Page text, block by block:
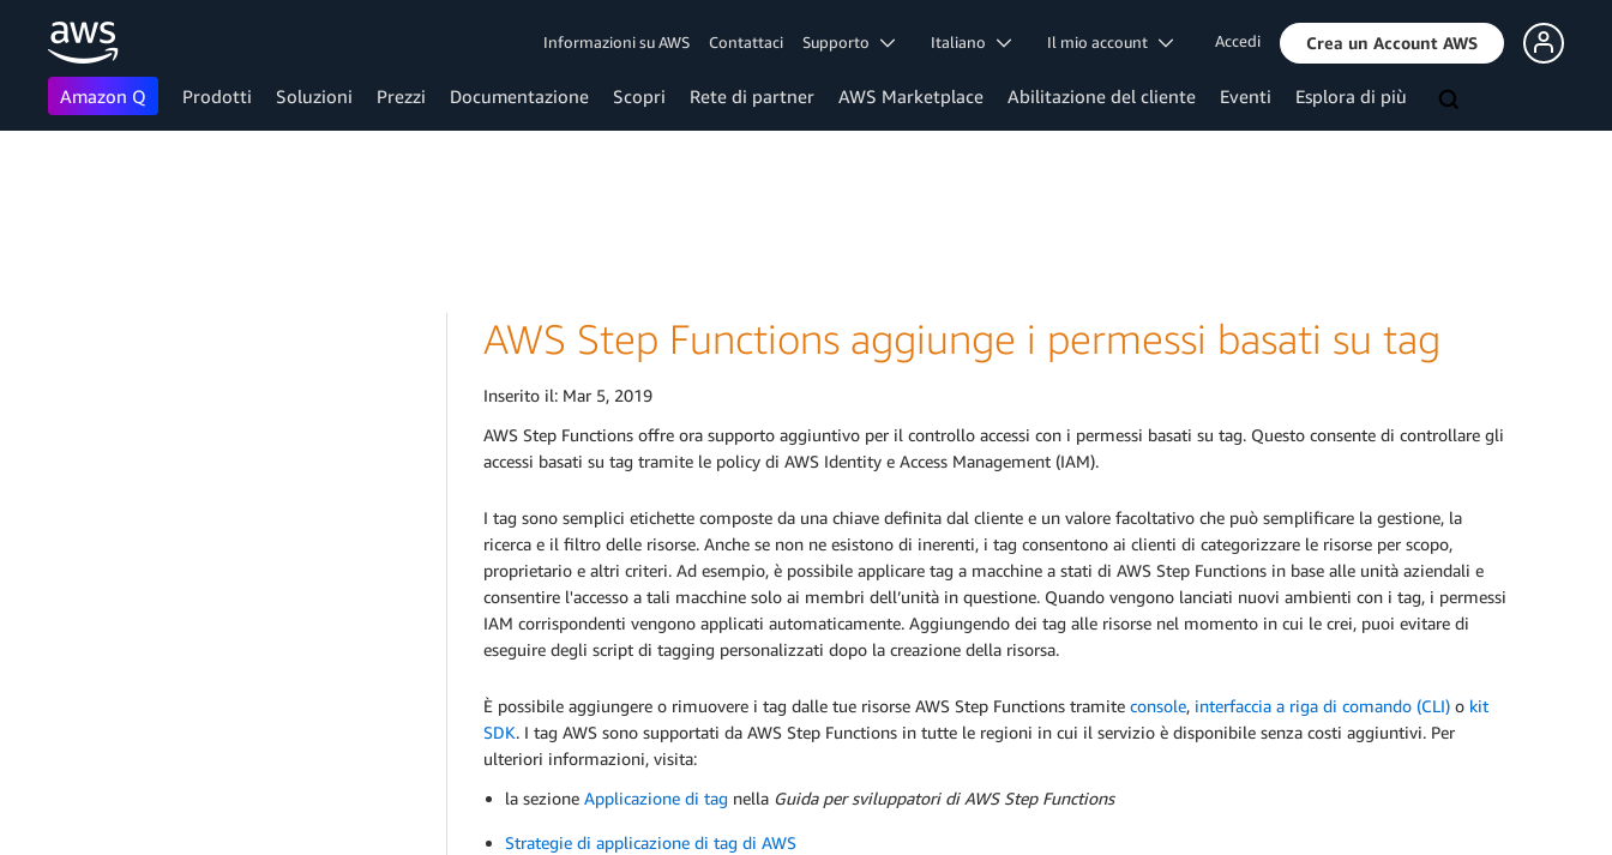
Informazioni su AWS Contattaci Supporto Italiano Il mio account Accedi Crea un Account AWS
Amazon Q Prodotti Soluzioni Prezzi Documentazione Scopri Rete di partner AWS Marketplace Abilitazione del cliente Eventi Esplora di più
AWS Step Functions aggiunge i permessi basati su tag
Inserito il: Mar 5, 2019
AWS Step Functions offre ora supporto aggiuntivo per il controllo accessi con i permessi basati su tag. Questo consente di controllare gli
accessi basati su tag tramite le policy di AWS Identity e Access Management (IAM).
I tag sono semplici etichette composte da una chiave definita dal cliente e un valore facoltativo che può semplificare la gestione, la
ricerca e il filtro delle risorse. Anche se non ne esistono di inerenti, i tag consentono ai clienti di categorizzare le risorse per scopo,
proprietario e altri criteri. Ad esempio, è possibile applicare tag a macchine a stati di AWS Step Functions in base alle unità aziendali e
consentire l'accesso a tali macchine solo ai membri dell’unità in questione. Quando vengono lanciati nuovi ambienti con i tag, i permessi
IAM corrispondenti vengono applicati automaticamente. Aggiungendo dei tag alle risorse nel momento in cui le crei, puoi evitare di
eseguire degli script di tagging personalizzati dopo la creazione della risorsa.
È possibile aggiungere o rimuovere i tag dalle tue risorse AWS Step Functions tramite console, interfaccia a riga di comando (CLI) o kit
SDK. I tag AWS sono supportati da AWS Step Functions in tutte le regioni in cui il servizio è disponibile senza costi aggiuntivi. Per
ulteriori informazioni, visita:
la sezione Applicazione di tag nella Guida per sviluppatori di AWS Step Functions
Strategie di applicazione di tag di AWS